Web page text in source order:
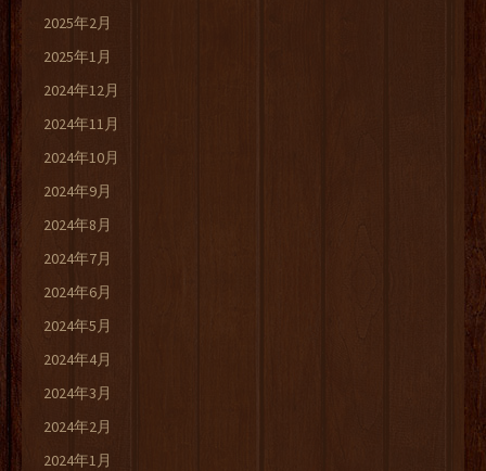
2025年2月
2025年1月
2024年12月
2024年11月
2024年10月
2024年9月
2024年8月
2024年7月
2024年6月
2024年5月
2024年4月
2024年3月
2024年2月
2024年1月